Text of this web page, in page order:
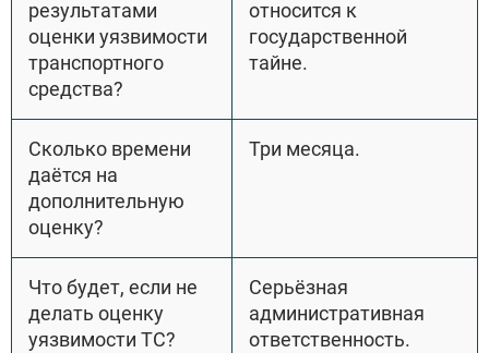
результатами
оценки уязвимости
транспортного
средства?
относится к
государственной
тайне.
Сколько времени
даётся на
дополнительную
оценку?
Три месяца.
Что будет, если не
делать оценку
уязвимости ТС?
Серьёзная
административная
ответственность.